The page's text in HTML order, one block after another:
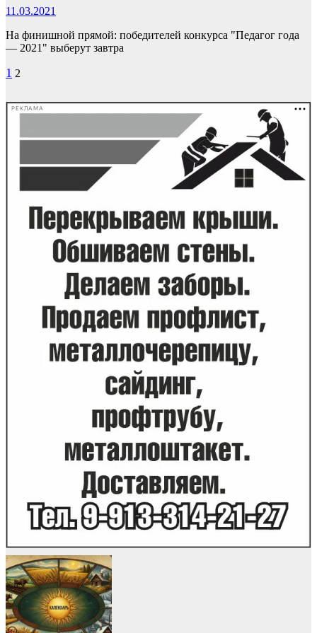
11.03.2021
На финишной прямой: победителей конкурса "Педагог года
— 2021" выберут завтра
Пагинация
1 2
РЕКЛАМА